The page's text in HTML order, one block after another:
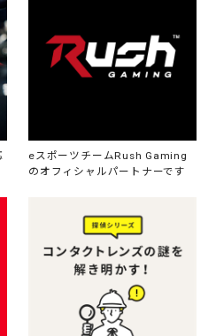
eスポーツチームRush Gaming
のオフィシャルパートナーです